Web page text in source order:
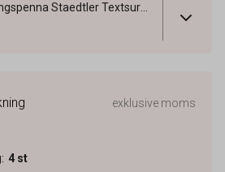
Överstrykningspenna Staedtler Textsurfer 364 Sorterade Färger
exklusive moms
: 4 st